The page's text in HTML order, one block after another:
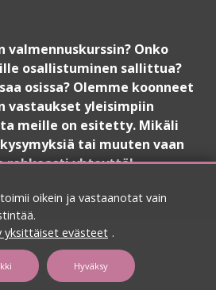
valmennuskurssin? Onko
osallistuminen sallittua?
osissa? Olemme koonneet
vastaukset yleisimpiin
meille on esitetty. Mikäli
tai muuten vaan
rohkeasti yhteyttä!
oikein ja vastaanotat vain
yksittäiset evästeet .
Hyväksy